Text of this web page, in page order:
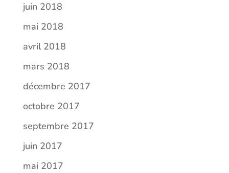
juin 2018
mai 2018
avril 2018
mars 2018
décembre 2017
octobre 2017
septembre 2017
juin 2017
mai 2017